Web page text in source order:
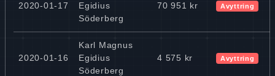
2020-01-17
Egidius
Söderberg
70 951 kr Avyttring
2020-01-16
Karl Magnus
Egidius
Söderberg
4 575 kr Avyttring